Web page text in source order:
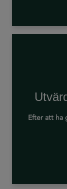
Efter att ha